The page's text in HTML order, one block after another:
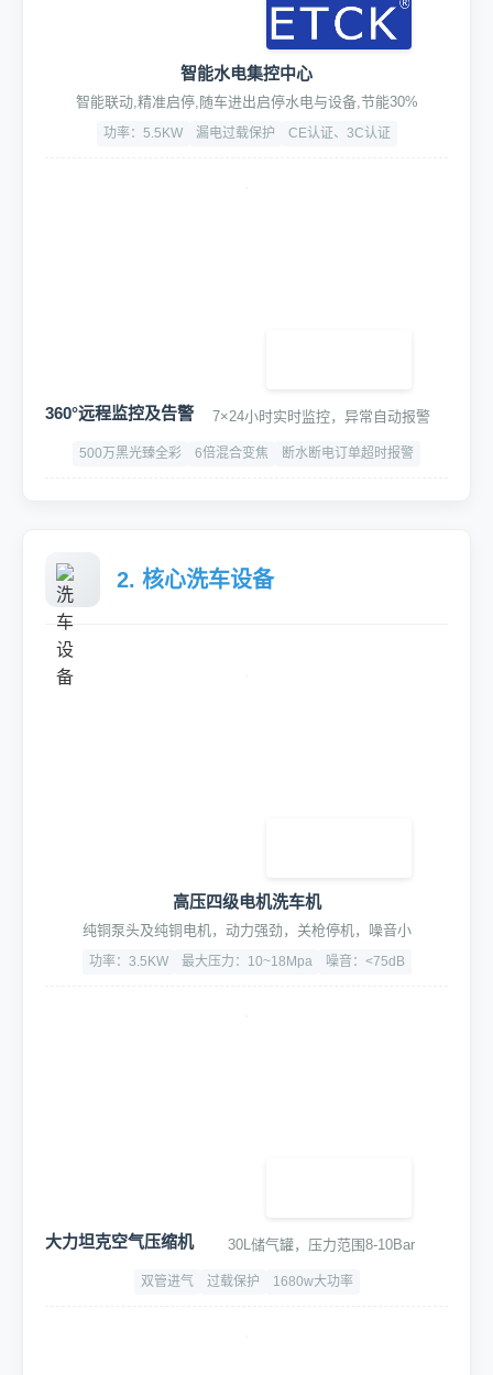
智能水电集控中心
智能联动,精准启停,随车进出启停水电与设备,节能30%
功率：5.5KW 漏电过载保护 CE认证、3C认证
360°远程监控及告警 7×24小时实时监控，异常自动报警
500万黑光臻全彩 6倍混合变焦 断水断电订单超时报警
2. 核心洗车设备
高压四级电机洗车机
纯铜泵头及纯铜电机，动力强劲，关枪停机，噪音小
功率：3.5KW 最大压力：10~18Mpa 噪音：<75dB
大力坦克空气压缩机 30L储气罐，压力范围8-10Bar
双管进气 过载保护 1680w大功率